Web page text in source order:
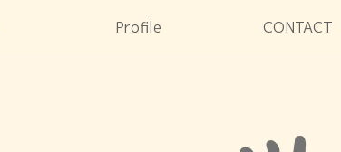
Profile CONTACT